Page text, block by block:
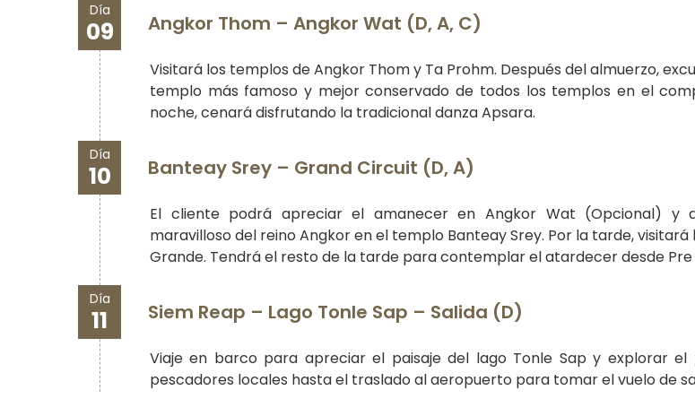
Día
09 Angkor Thom – Angkor Wat (D, A, C)
Visitará los templos de Angkor Thom y Ta Prohm. Después del almuerzo,
templo más famoso y mejor conservado de todos los templos en el
noche, cenará disfrutando la tradicional danza Apsara.
Día
10 Banteay Srey – Grand Circuit (D, A)
El cliente podrá apreciar el amanecer en Angkor Wat (Opcional) y
maravilloso del reino Angkor en el templo Banteay Srey. Por la tarde,
Grande. Tendrá el resto de la tarde para contemplar el atardecer desde Pre
Día
11 Siem Reap – Lago Tonle Sap – Salida (D)
Viaje en barco para apreciar el paisaje del lago Tonle Sap y explorar
pescadores locales hasta el traslado al aeropuerto para tomar el vuelo de